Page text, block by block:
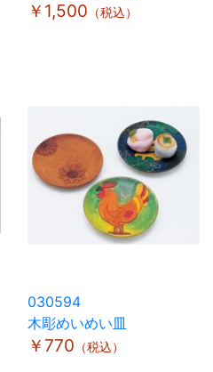
￥1,500 （税込）
030594
木彫めいめい皿
￥770 （税込）